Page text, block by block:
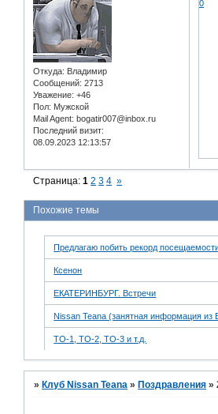
Откуда: Владимир
Сообщений: 2713
Уважение: +46
Пол: Мужской
Mail Agent: bogatir007@inbox.ru
Последний визит:
08.09.2023 12:13:57
0
Страница:1 2 3 4 »
Похожие темы
Предлагаю побить рекорд
Ксенон
ЕКАТЕРИНБУРГ. Встречи
Nissan Teana (занятная информация из
ТО-1, ТО-2, ТО-3 и т.д.
» Клуб Nissan Teana » Поздравления »